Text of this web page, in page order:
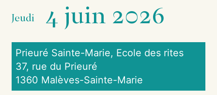
Jeudi 4 juin 2026
Prieuré Sainte-Marie, Ecole des rites
37, rue du Prieuré
1360 Malèves-Sainte-Marie